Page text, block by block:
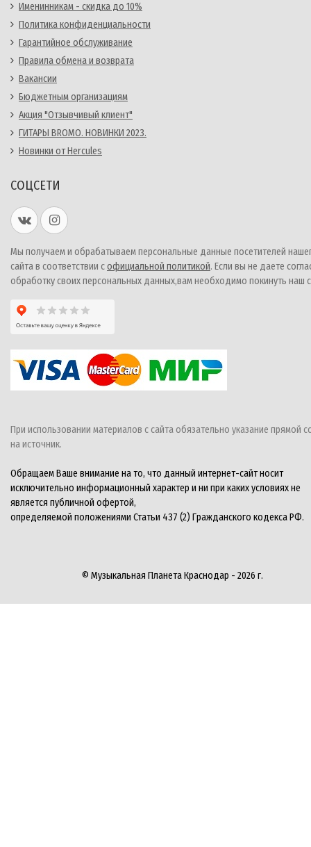
Именинникам - скидка до 10%
Политика конфиденциальности
Гарантийное обслуживание
Правила обмена и возврата
Вакансии
Бюджетным организациям
Акция "Отзывчивый клиент"
ГИТАРЫ BROMO. НОВИНКИ 2023.
Новинки от Hercules
СОЦСЕТИ
Мы получаем и обрабатываем персональные данные посетителей
сайта в соответствии софициальной политикой. Если вы не даете
обработку своих персональных данных,вам необходимо покинуть наш
При использовании материалов с сайта обязательно указание прямой
на источник.
Обращаем Ваше внимание на то, что данный интернет-сайт носит
исключительно информационный характер и ни при каких условиях не
является публичной офертой,
определяемой положениями Статьи 437 (2) Гражданского кодекса РФ.
© Музыкальная Планета Краснодар - 2026 г.